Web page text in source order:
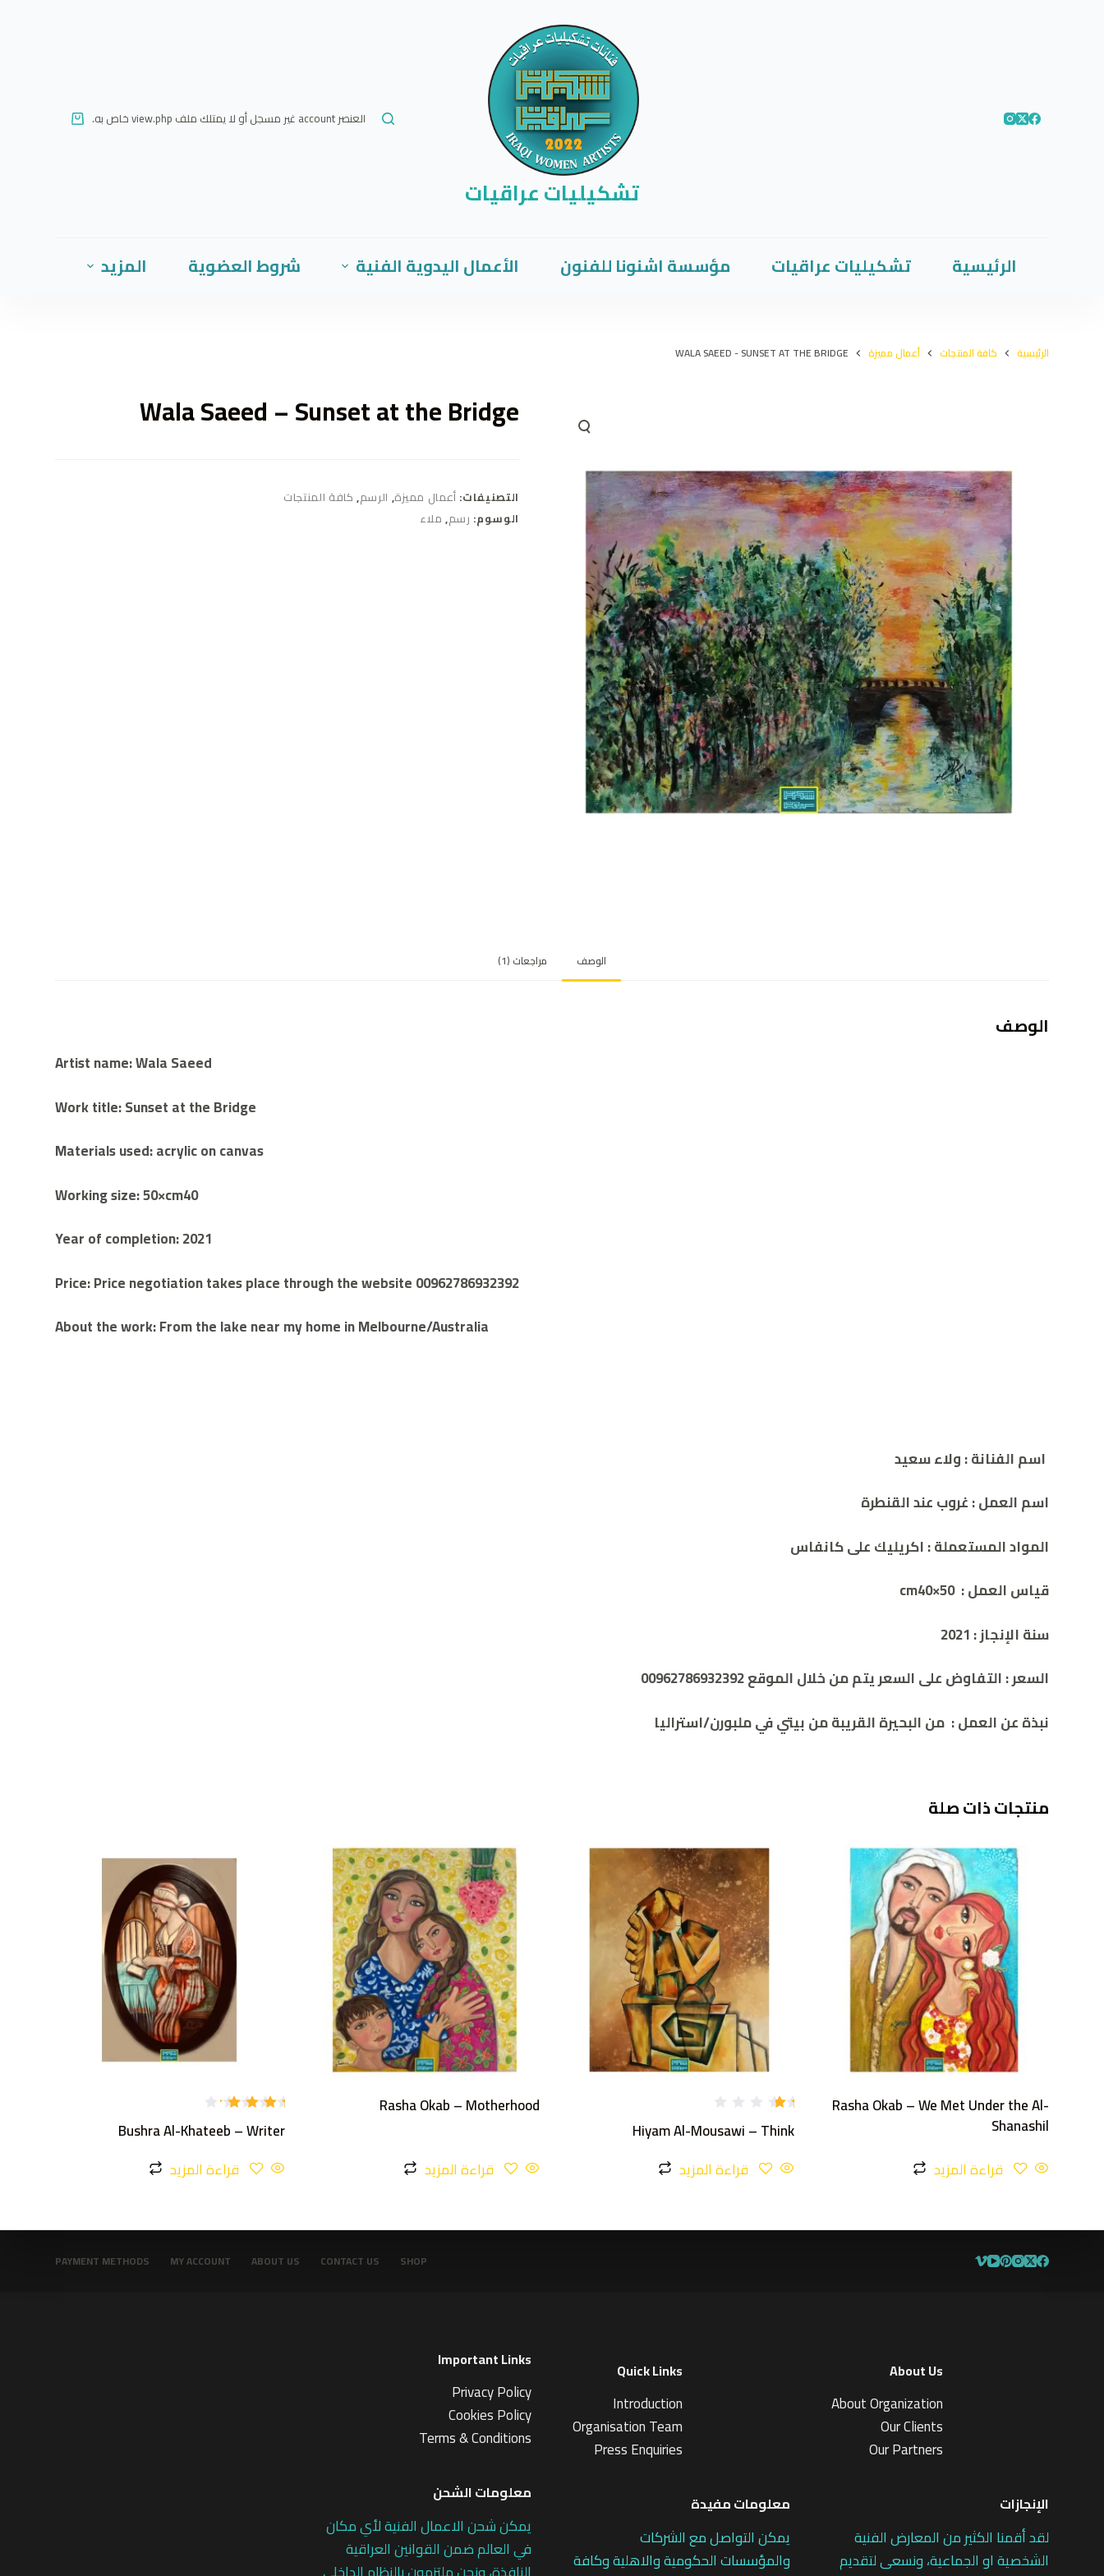
تشكيليات عراقيات
العنصر account غير مسجل أو لا يمتلك ملف view.php خاص به.
الرئيسية تشكيليات عراقيات مؤسسة اشنونا للفنون الأعمال اليدوية الفنية شروط العضوية المزيد
الرئيسية كافة المنتجات أعمال مميزة WALA SAEED - SUNSET AT THE BRIDGE
Wala Saeed – Sunset at the Bridge
التصنيفات: أعمال مميزة, الرسم, كافة المنتجات
الوسوم: رسم, ملاء
الوصف مراجعات (1)
الوصف
Artist name: Wala Saeed
Work title: Sunset at the Bridge
Materials used: acrylic on canvas
Working size: 50×cm40
Year of completion: 2021
Price: Price negotiation takes place through the website 00962786932392
About the work: From the lake near my home in Melbourne/Australia
اسم الفنانة: ولاء سعيد
اسم العمل:غروب عند القنطرة
المواد المستعملة:اكريليك على كانفاس
قياس العمل:
50×cm40
سنة الإنجاز:
2021
السعر:التفاوض على السعر يتم من خلال الموقع 00962786932392
نبذة عن العمل:من البحيرة القريبة من بيتي في ملبورن/استراليا
منتجات ذات صلة
Rasha Okab – We Met Under the Al-
Shanashil
قراءة المزيد
ال
تق
م
1.
Hiyam Al-Mousawi – Think
قراءة المزيد
Rasha Okab – Motherhood
قراءة المزيد
التقييم
4.00
Bushra Al-Khateeb – Writer
قراءة المزيد
SHOP
CONTACT US
ABOUT US
MY ACCOUNT
PAYMENT METHODS
About Us
About Organization
Our Clients
Our Partners
الإنجازات
لقد أقمنا الكثير من المعارض الفنية
الشخصية او الجماعية، ونسعى لتقديم
Quick Links
Introduction
Organisation Team
Press Enquiries
معلومات مفيدة
يمكن التواصل مع الشركات
والمؤسسات الحكومية والاهلية وكافة
Important Links
Privacy Policy
Cookies Policy
Terms & Conditions
معلومات الشحن
يمكن شحن الاعمال الفنية لأي مكان
في العالم ضمن القوانين العراقية